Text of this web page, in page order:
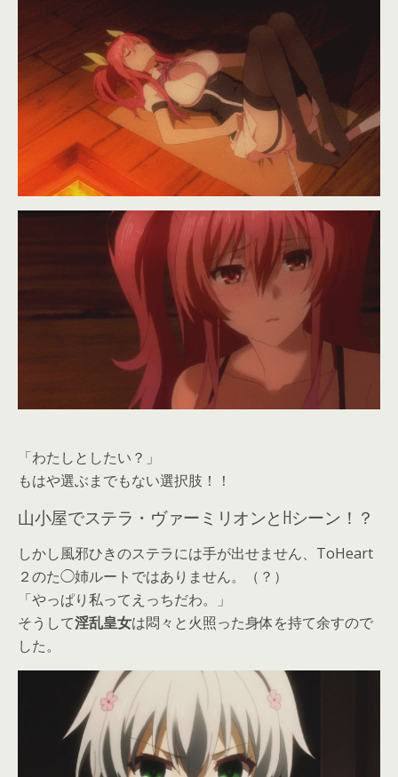
「わたしとしたい？」
もはや選ぶまでもない選択肢！！
山小屋でステラ・ヴァーミリオンとHシーン！？
しかし風邪ひきのステラには手が出せません、ToHeart
２のた◯姉ルートではありません。（？）
「やっぱり私ってえっちだわ。」
そうして淫乱皇女は悶々と火照った身体を持て余すので
した。